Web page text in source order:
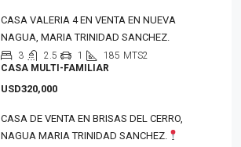
CASA VALERIA 4 EN VENTA EN NUEVA
NAGUA, MARIA TRINIDAD SANCHEZ.
3 2.5 1 185 MTS2
CASA MULTI-FAMILIAR
USD320,000
CASA DE VENTA EN BRISAS DEL CERRO,
NAGUA MARIA TRINIDAD SANCHEZ.